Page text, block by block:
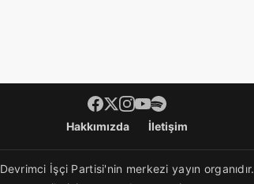
Hakkımızda İletişim
Devrimci İşçi Partisi'nin merkezi yayın organıdır.